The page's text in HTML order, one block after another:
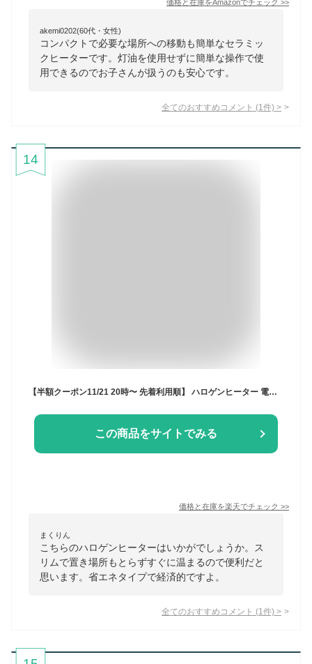
価格と在庫をAmazonでチェック >>
akemi0202(60代・女性)
コンパクトで必要な場所への移動も簡単なセラミッ
クヒーターです。灯油を使用せずに簡単な操作で使
用できるのでお子さんが扱うのも安心です。
全てのおすすめコメント (1 件) >
14
【半額クーポン11/21 20時〜 先着利用順】 ハロゲンヒーター 電気ストーブ 速暖 小型 すぐ温まる 暖房器具 省エネ 300W ストーブ 電気型ストーブ 足元 おしゃれ 部屋 電気ストーブ 電気 ストーブ 電気代 おすすめ コンパクト 送料無料
この商品をサイトでみる
価格と在庫を楽天でチェック >>
まくりん
こちらのハロゲンヒーターはいかがでしょうか。ス
リムで置き場所もとらずすぐに温まるので便利だと
思います。省エネタイプで経済的ですよ。
全てのおすすめコメント (1 件) >